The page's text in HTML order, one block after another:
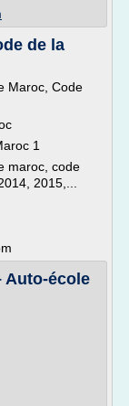
de la
Maroc, Code
1
maroc, code
2015,...
Auto-école